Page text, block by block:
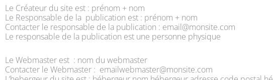
Le Créateur du site est : prénom + nom
Le Responsable de la publication est : prénom + nom
Contacter le responsable de la publication : email@monsite.com
Le responsable de la publication est une personne physique
Le Webmaster est : nom du webmaster
Contacter le Webmaster : emailwebmaster@monsite.com